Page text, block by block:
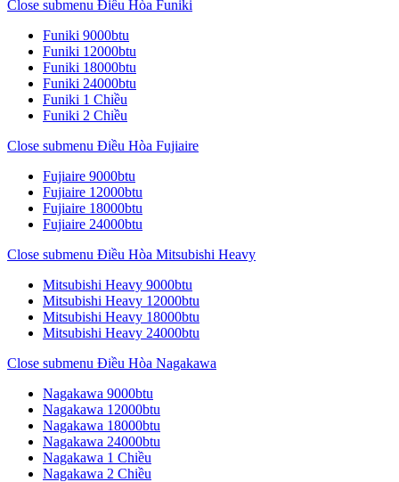
Close submenu Điều Hòa Funiki
Funiki 9000btu
Funiki 12000btu
Funiki 18000btu
Funiki 24000btu
Funiki 1 Chiều
Funiki 2 Chiều
Close submenu Điều Hòa Fujiaire
Fujiaire 9000btu
Fujiaire 12000btu
Fujiaire 18000btu
Fujiaire 24000btu
Close submenu Điều Hòa Mitsubishi Heavy
Mitsubishi Heavy 9000btu
Mitsubishi Heavy 12000btu
Mitsubishi Heavy 18000btu
Mitsubishi Heavy 24000btu
Close submenu Điều Hòa Nagakawa
Nagakawa 9000btu
Nagakawa 12000btu
Nagakawa 18000btu
Nagakawa 24000btu
Nagakawa 1 Chiều
Nagakawa 2 Chiều